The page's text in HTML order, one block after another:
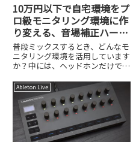
10万円以下で自宅環境をプ
ロ級モニタリング環境に作
り変える、音場補正ハード
ウェアシステムAudient
ORIA miniが登場！
普段ミックスするとき、どんなモ
ニタリング環境を活用しています
か？中には、ヘッドホンだけでミ
方もいると思いますが、やはり客
観的にミキシングを把握したり、
ヘッドホンでは判断が難しい低域
の処理などを考えると、モニタ
ー...
Ableton Live